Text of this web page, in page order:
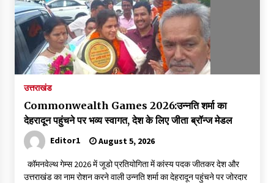
उत्तराखंड
Commonwealth Games 2026:उन्नति शर्मा का
देहरादून पहुंचने पर भव्य स्वागत, देश के लिए जीता ब्रॉन्ज मेडल
Editor1 August 5, 2026
कॉमनवेल्थ गेम्स 2026 में जूडो प्रतियोगिता में कांस्य पदक जीतकर देश और
उत्तराखंड का नाम रोशन करने वाली उन्नति शर्मा का देहरादून पहुंचने पर जोरदार